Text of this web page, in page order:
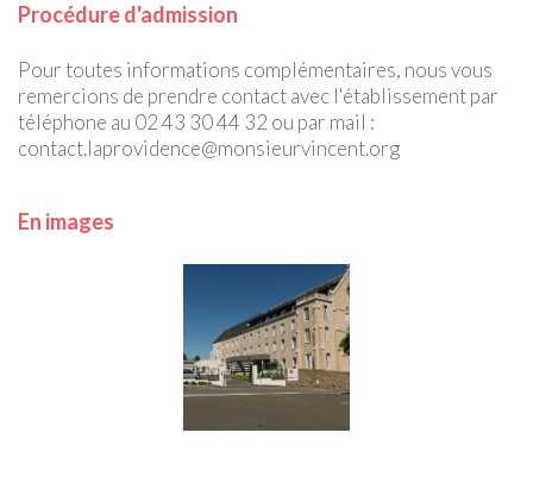
Procédure d'admission
Pour toutes informations complémentaires, nous vous
remercions de prendre contact avec l'établissement par
téléphone au 02 43 30 44 32 ou par mail :
contact.laprovidence@monsieurvincent.org
En images